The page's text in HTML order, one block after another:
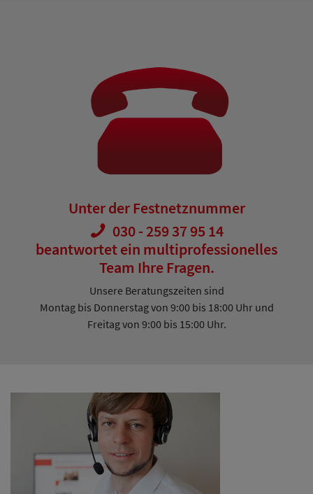
Unter der Festnetznummer
030 - 259 37 95 14
beantwortet ein multiprofessionelles
Team Ihre Fragen.
Unsere Beratungszeiten sind
Montag bis Donnerstag von 9:00 bis 18:00 Uhr und
Freitag von 9:00 bis 15:00 Uhr.